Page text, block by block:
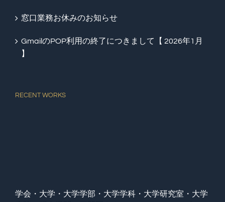
窓口業務お休みのお知らせ
GmailのPOP利用の終了につきまして【 2026年1月
】
RECENT WORKS
学会・大学・大学学部・大学学科・大学研究室・大学